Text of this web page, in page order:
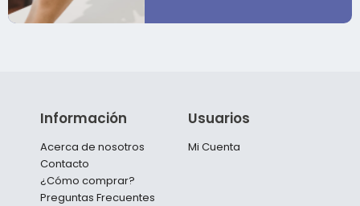
Información
Acerca de nosotros
Contacto
¿Cómo comprar?
Preguntas Frecuentes
Usuarios
Mi Cuenta